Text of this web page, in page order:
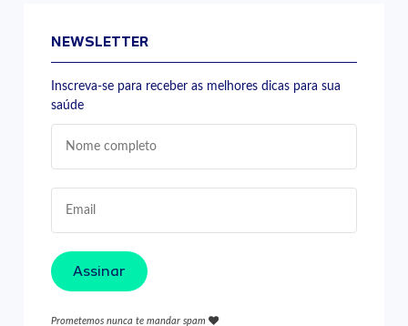
NEWSLETTER
Inscreva-se para receber as melhores dicas para sua
saúde
Assinar
Prometemos nunca te mandar spam